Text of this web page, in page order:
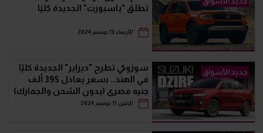
تطلق "باسبورت" الجديدة كليًا
الأربعاء 13 نوفمبر 2024
جديد الأسواق
سوزوكي تطرح "ديزاير" الجديدة كليًا
في الهند.. بسعر يعادل 395 ألف
جنيه مصري (بدون الشحن والجمارك)
الإثنين 11 نوفمبر 2024